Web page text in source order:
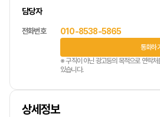
담당자
전화번호 010-8538-5865
통화하기
※ 구직이 아닌 광고등의 목적으로 연락
있습니다.
상세정보